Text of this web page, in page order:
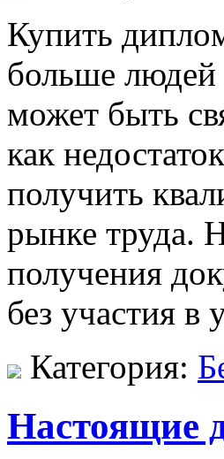
Купить
больше людей
может быть
как
получить
рынке труда.
получения
без участия
Категория:
Настоящие